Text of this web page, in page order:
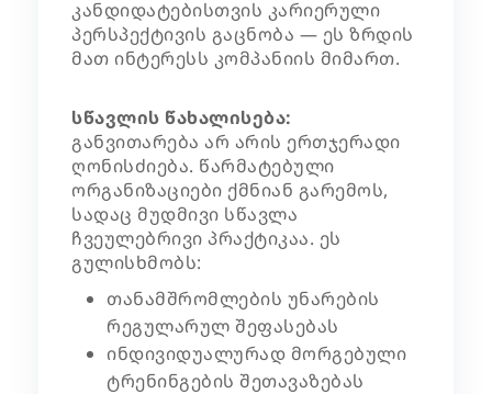
კანდიდატებისთვის კარიერული
პერსპექტივის გაცნობა — ეს ზრდის
მათ ინტერესს კომპანიის მიმართ.
სწავლის წახალისება:
განვითარება არ არის ერთჯერადი
ღონისძიება. წარმატებული
ორგანიზაციები ქმნიან გარემოს,
სადაც მუდმივი სწავლა
ჩვეულებრივი პრაქტიკაა. ეს
გულისხმობს:
თანამშრომლების უნარების
რეგულარულ შეფასებას
ინდივიდუალურად მორგებული
ტრენინგების შეთავაზებას